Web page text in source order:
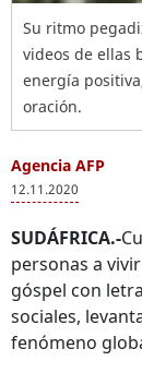
Su ritmo
videos de ellas
energía
oración.
Agencia AFP
12.11.2020
SUDÁFRICA.-
personas a
góspel con
sociales,
fenómeno